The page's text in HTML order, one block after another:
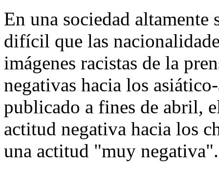
En una sociedad altamente
difícil que las
imágenes racistas de la
negativas hacia los
publicado a fines de abril,
actitud negativa hacia los
una actitud "muy negativa".